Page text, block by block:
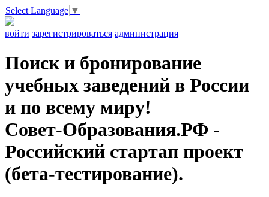
Select Language ▼
войти зарегистрироваться администрация
Поиск и бронирование
учебных заведений в России
и по всему миру!
Совет-Образования.РФ -
Российский стартап проект
(бета-тестирование).